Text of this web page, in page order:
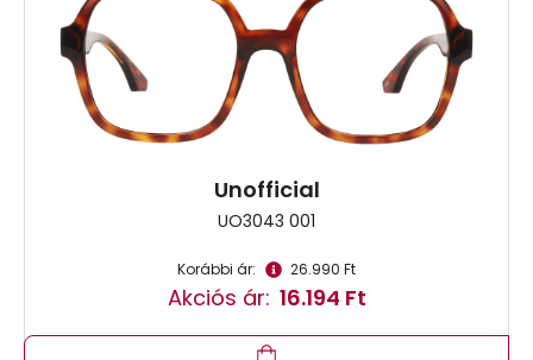
Unofficial
UO3043 001
Korábbi ár: 26.990 Ft
Akciós ár: 16.194 Ft